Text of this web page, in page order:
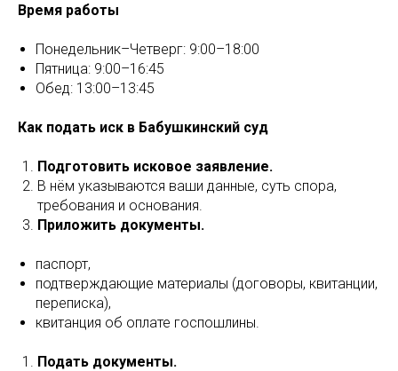
Время работы
Понедельник–Четверг: 9:00–18:00
Пятница: 9:00–16:45
Обед: 13:00–13:45
Как подать иск в Бабушкинский суд
Подготовить исковое заявление.
В нём указываются ваши данные, суть спора,
требования и основания.
Приложить документы.
паспорт,
подтверждающие материалы (договоры, квитанции,
переписка),
квитанция об оплате госпошлины.
Подать документы.